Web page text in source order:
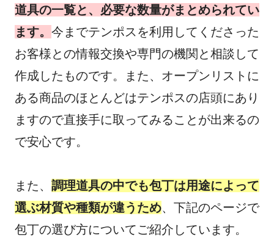
道具の一覧と、必要な数量がまとめられてい
ます。 今までテンポスを利用してくださった
お客様との情報交換や専門の機関と相談して
作成したものです。また、オープンリストに
ある商品のほとんどはテンポスの店頭にあり
ますので直接手に取ってみることが出来るの
で安心です。
また、 調理道具の中でも包丁は用途によって
選ぶ材質や種類が違うため、下記のページで
包丁の選び方についてご紹介しています。